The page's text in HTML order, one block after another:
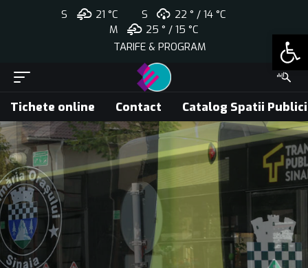
S 21 °C S 22 ° 14 °C
M
25 ° 15 °C
TARIFE & PROGRAM
Tichete online Contact Catalog Spatii